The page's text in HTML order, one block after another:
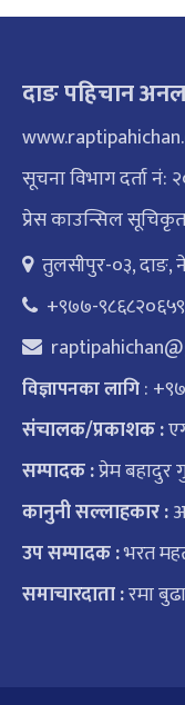
दाङ पहिचान
सूचना विभाग दर्ता
प्रेस काउन्सिल
तुलसीपुर-०३, दाङ,
+९७७-
विज्ञापनका लागि:
संचालक/प्रकाशक :
सम्पादक :प्रेम
कानुनी सल्लाहकार :
उप सम्पादक :भरत
समाचारदाता :रमा बुढा